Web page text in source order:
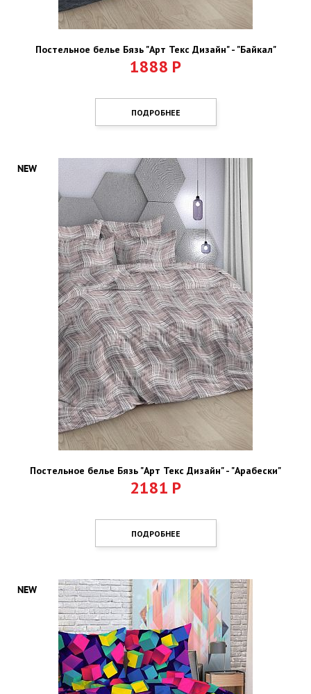
Постельное белье Бязь "Арт Текс Дизайн" - "Байкал"
1888 Р
ПОДРОБНЕЕ
Постельное белье Бязь "Арт Текс Дизайн" - "Арабески"
2181 Р
ПОДРОБНЕЕ